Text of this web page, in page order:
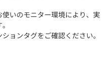
いのモニター環境により、実
ョンタグをご確認ください。